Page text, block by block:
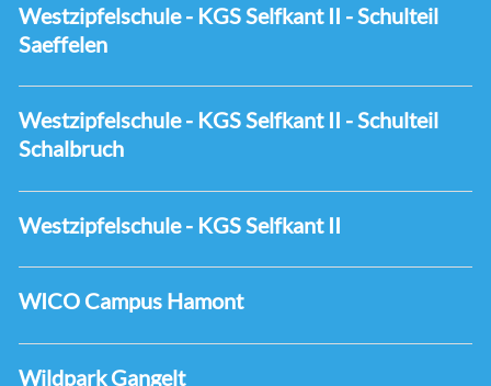
Westzipfelschule - KGS Selfkant II - Schulteil
Saeffelen
Westzipfelschule - KGS Selfkant II - Schulteil
Schalbruch
Westzipfelschule - KGS Selfkant II
WICO Campus Hamont
Wildpark Gangelt